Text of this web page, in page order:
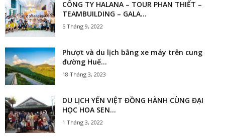
CÔNG TY HALANA – TOUR PHAN THIẾT –
TEAMBUILDING – GALA...
5 Tháng 9, 2022
Phượt và du lịch bằng xe máy trên cung
đường Huế...
18 Tháng 3, 2023
DU LỊCH YẾN VIỆT ĐỒNG HÀNH CÙNG ĐẠI
HỌC HOA SEN...
1 Tháng 3, 2022